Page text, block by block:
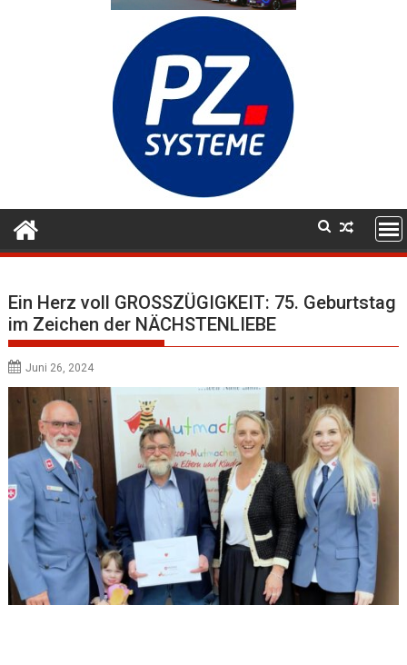
Ein Herz voll GROSSZÜGIGKEIT: 75. Geburtstag
im Zeichen der NÄCHSTENLIEBE
Juni 26, 2024